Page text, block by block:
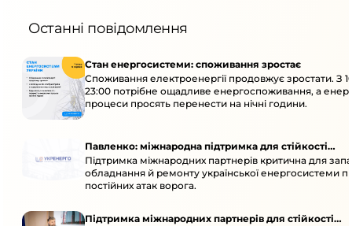
Останні повідомлення
Стан енергосистеми: споживання зростає
Споживання електроенергії продовжує зростати. З
23:00 потрібне ощадливе енергоспоживання, а
процеси просять перенести на нічні години.
Павленко: міжнародна підтримка для стійкості
енергосистеми
Підтримка міжнародних партнерів критична для
обладнання й ремонту української енергосистеми
постійних атак ворога.
Підтримка міжнародних партнерів для стійкості